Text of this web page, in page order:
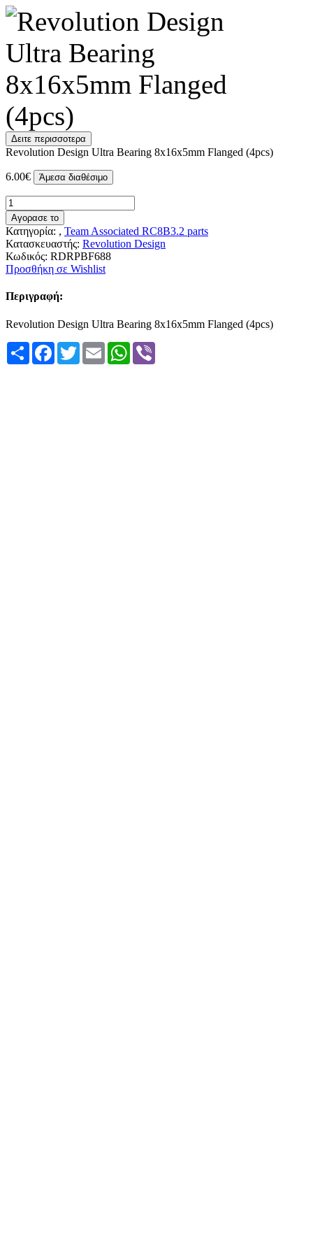
Δειτε περισσοτερα
Revolution Design Ultra Bearing 8x16x5mm Flanged (4pcs)
6.00€ Άμεσα διαθέσιμο
Αγορασε το
Κατηγορία: , Team Associated RC8B3.2 parts
Κατασκευαστής: Revolution Design
Κωδικός: RDRPBF688
Προσθήκη σε Wishlist
Περιγραφή:
Revolution Design Ultra Bearing 8x16x5mm Flanged (4pcs)
Share Facebook
TwitterEmail WhatsApp